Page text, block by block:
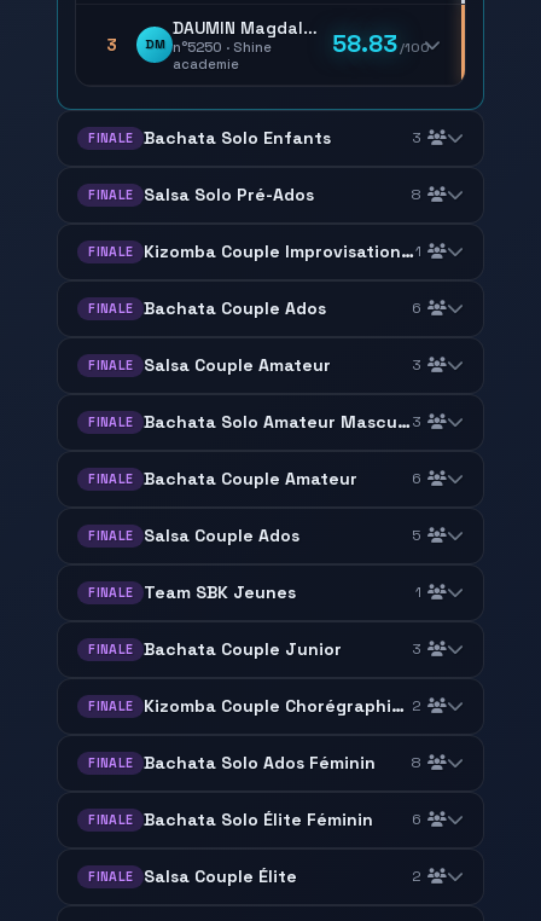
3 DM
DAUMIN Magdalena
n°5250 · Shine
academie
58.83/100
FINALE Bachata Solo Enfants 3
FINALE Salsa Solo Pré-Ados 8
FINALE Kizomba Couple Improvisation Urban Kiz1
FINALE Bachata Couple Ados 6
FINALE Salsa Couple Amateur 3
FINALE Bachata Solo Amateur Masculin3
FINALE Bachata Couple Amateur 6
FINALE Salsa Couple Ados 5
FINALE Team SBK Jeunes 1
FINALE Bachata Couple Junior 3
FINALE Kizomba Couple Chorégraphie Élite 2
FINALE Bachata Solo Ados Féminin 8
FINALE Bachata Solo Élite Féminin 6
FINALE Salsa Couple Élite 2